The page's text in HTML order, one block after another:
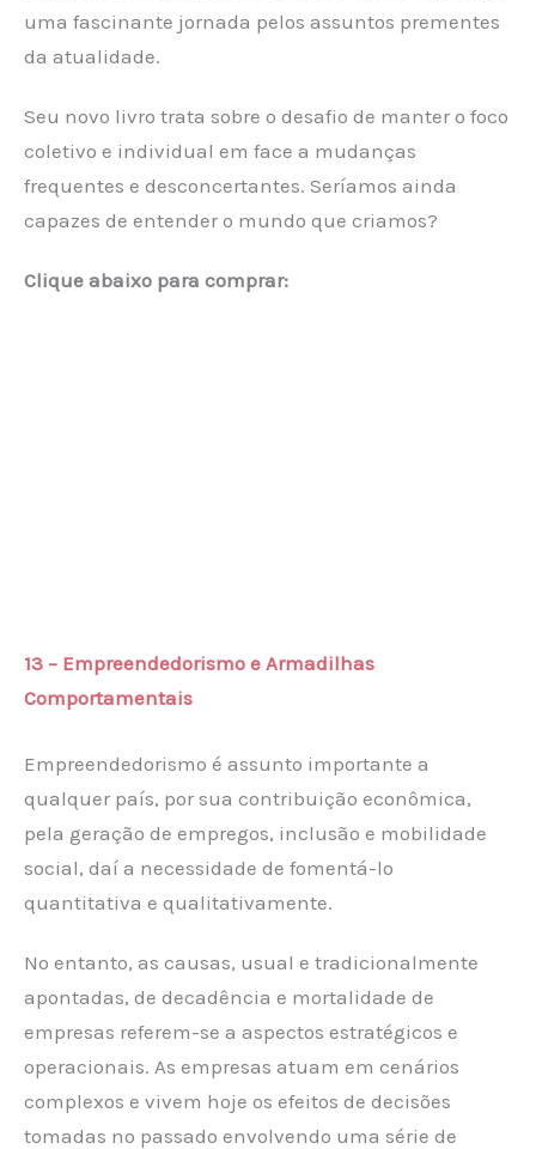
uma fascinante jornada pelos assuntos prementes
da atualidade.
Seu novo livro trata sobre o desafio de manter o foco
coletivo e individual em face a mudanças
frequentes e desconcertantes. Seríamos ainda
capazes de entender o mundo que criamos?
Clique abaixo para comprar:
13 – Empreendedorismo e Armadilhas
Comportamentais
Empreendedorismo é assunto importante a
qualquer país, por sua contribuição econômica,
pela geração de empregos, inclusão e mobilidade
social, daí a necessidade de fomentá-lo
quantitativa e qualitativamente.
No entanto, as causas, usual e tradicionalmente
apontadas, de decadência e mortalidade de
empresas referem-se a aspectos estratégicos e
operacionais. As empresas atuam em cenários
complexos e vivem hoje os efeitos de decisões
tomadas no passado envolvendo uma série de